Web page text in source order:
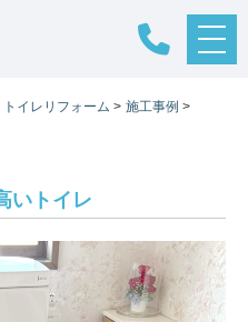
メ
ニ
トイレリフォーム > 施工事例 >
いトイレ